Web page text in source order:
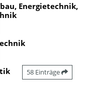
Energietechnik,
58 Einträge